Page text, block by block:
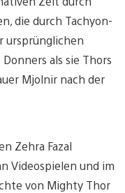
die durch Tachyon-
ursprünglichen
als sie Thors
Mjolnir nach der
Zehra Fazal
Videospielen und im
von Mighty Thor